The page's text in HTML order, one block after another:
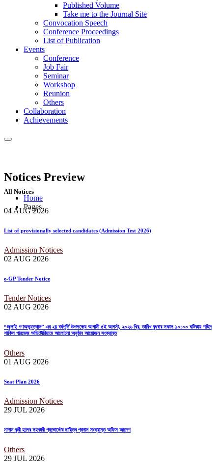
Published Volume
Take me to the Journal Site
Convocation Speech
Conference Proceedings
List of Publication
Events
Conference
Job Fair
Seminar
Workshop
Reunion
Others
Collaboration
Achievements
Notices Preview
Home
Pages
All Notices
04 AUG 2026
List of provisionally selected candidates (Admission Test 2026)
Admission Notices
02 AUG 2026
e-GP Tender Notice
Tender Notices
02 AUG 2026
“জুলাই গণঅভ্যুত্থান” এর ২য় বর্ষপূর্তি উপলক্ষ্যে আগামী ৫ই আগস্ট, ২০২৬ খ্রি. তারিখ বুধবার সকাল ১০:০০ ঘটিকায় শহিদ
শাকিল পারভেজ অডিটোরিয়ামে আলোচনা অনুষ্ঠান আয়োজন সংক্রান্ত
Others
01 AUG 2026
Seat Plan 2026
Admission Notices
29 JUL 2026
মাদাম কুরী হলের সহকারী প্রভোস্টের দায়িত্ব প্রদান সংক্রান্ত অফিস আদেশ
Others
29 JUL 2026